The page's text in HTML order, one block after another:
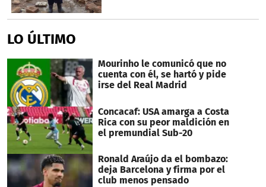
LO ÚLTIMO
Mourinho le comunicó que no
cuenta con él, se hartó y pide
irse del Real Madrid
Concacaf: USA amarga a Costa
Rica con su peor maldición en
el premundial Sub-20
Ronald Araújo da el bombazo:
deja Barcelona y firma por el
club menos pensado